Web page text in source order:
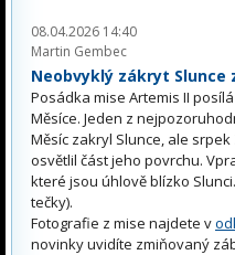
08.04.2026 14:40
Martin Gembec
Neobvyklý zákryt Slunce
Posádka mise Artemis II
Měsíce. Jeden z
Měsíc zakryl Slunce, ale
osvětlil část jeho povrchu.
které jsou úhlově blízko
tečky).
Fotografie z mise najdete v
novinky uvidíte zmiňovaný